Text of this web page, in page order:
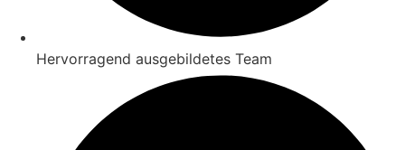
Hervorragend ausgebildetes Team